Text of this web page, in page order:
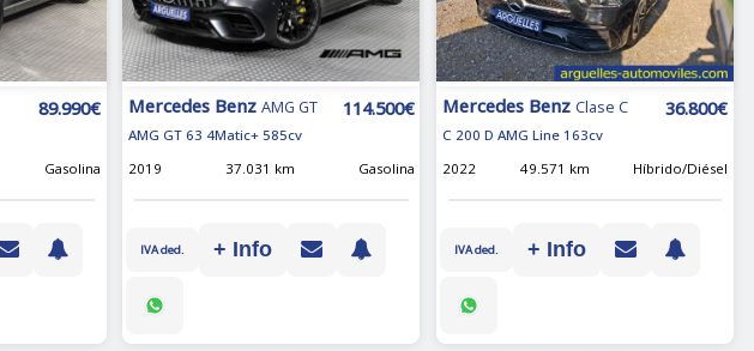
89.990€
Gasolina
Mercedes Benz AMG GT 114.500€
AMG GT 63 4Matic+ 585cv
2019
37.031 km Gasolina
IVA ded. + Info
Mercedes Benz Clase C 36.800€
C 200 D AMG Line 163cv
2022
49.571 km Híbrido/Diésel
IVA ded. + Info